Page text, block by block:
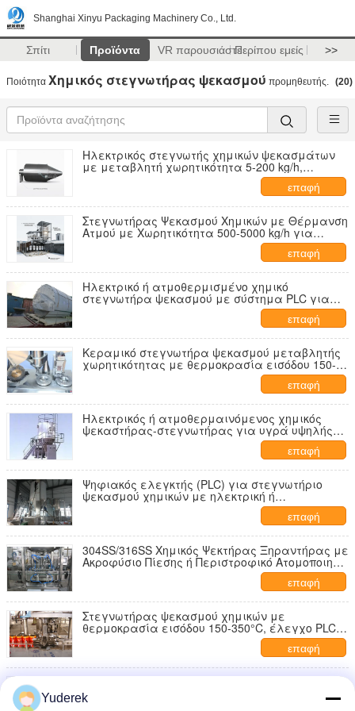
Shanghai Xinyu Packaging Machinery Co., Ltd.
Σπίτι Προϊόντα VR παρουσιάστεΠερίπου εμείς >>
Ποιότητα Χημικός στεγνωτήρας ψεκασμού προμηθευτής. (20)
Ηλεκτρικός στεγνωτής χημικών ψεκασμάτων
με μεταβλητή χωρητικότητα 5-200 kg/h,
ηλεκτρική ακρίβεια θέρμανσης PID και υψηλή
ικανότητα τροφοδοσίας υγρασίας επαφή
Στεγνωτήρας Ψεκασμού Χημικών με Θέρμανση
Ατμού με Χωρητικότητα 500-5000 kg/h για
Επεξεργασία Τροφών Υψηλής Υγρασίας
επαφή
Ηλεκτρικό ή ατμοθερμισμένο χημικό
στεγνωτήρα ψεκασμού με σύστημα PLC για
επαφή
Κεραμικό στεγνωτήρα ψεκασμού μεταβλητής
χωρητικότητας με θερμοκρασία εισόδου 150-
350 °C για βιομηχανική χημική επεξεργασία
επαφή
Ηλεκτρικός ή ατμοθερμαινόμενος χημικός
ψεκαστήρας-στεγνωτήρας για υγρά υψηλής
υγρασίας με θερμοκρασία εξόδου 80-120°C
επαφή
Ψηφιακός ελεγκτής (PLC) για στεγνωτήριο
ψεκασμού χημικών με ηλεκτρική ή
ατμοθέρμανση και χωρητικότητα 1-5000 Kg/h
επαφή
304SS/316SS Χημικός Ψεκτήρας Ξηραντήρας με
Ακροφύσιο Πίεσης ή Περιστροφικό Ατομοποιητή
και Προσαρμόσιμες Διαστάσεις για
Αποτελεσματική Ξήρανση με Ψεκασμόεπαφή
Στεγνωτήρας ψεκασμού χημικών με
θερμοκρασία εισόδου 150-350°C, έλεγχο PLC
και κατασκευή από 304SS/316SS για
επαφή
304SS/316SS Πρώτη Ύλη για Περιεκτικότητα
Υγρασίας Λιγότερο από 5% και Ηλεκτρική ή
Yuderek